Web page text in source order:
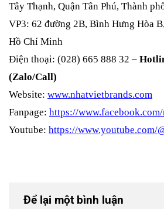
Tây Thạnh, Quận Tân Phú, Thành
VP3: 62 đường 2B, Bình Hưng Hòa
Hồ Chí Minh
Điện thoại: (028) 665 888 32 –
(Zalo/Call)
Website: www.nhatvietbrands.com
Fanpage: https://
Youtube: https://www.youtube.com/
Để lại một bình luận